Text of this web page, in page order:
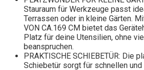
Stauraum für Werkzeuge passt
Terrassen oder in kleine Gärten.
VON CA.169 CM bietet das
Platz für deine Utensilien, ohne
beanspruchen.
PRAKTISCHE SCHIEBETÜR: Die
Schiebetür sorgt für schnellen und